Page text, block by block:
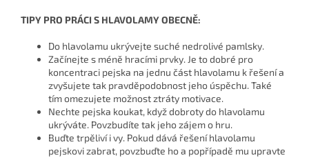
TIPY PRO PRÁCI S HLAVOLAMY OBECNĚ:
Do hlavolamu ukrývejte suché nedrolivé pamlsky.
Začínejte s méně hracími prvky. Je to dobré pro
koncentraci pejska na jednu část hlavolamu k řešení a
zvyšujete tak pravděpodobnost jeho úspěchu. Také
tím omezujete možnost ztráty motivace.
Nechte pejska koukat, když dobroty do hlavolamu
ukrýváte. Povzbudíte tak jeho zájem o hru.
Buďte trpěliví i vy. Pokud dává řešení hlavolamu
pejskovi zabrat, povzbuďte ho a popřípadě mu upravte